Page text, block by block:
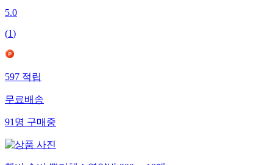
5.0
(1)
597적립
무료배송
91명구매중